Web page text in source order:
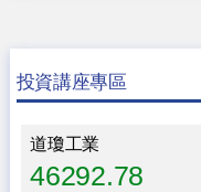
投資講座專區
道瓊工業
46292.78